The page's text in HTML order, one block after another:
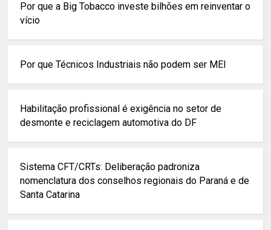
Por que a Big Tobacco investe bilhões em reinventar o
vício
Por que Técnicos Industriais não podem ser MEI
Habilitação profissional é exigência no setor de
desmonte e reciclagem automotiva do DF
Sistema CFT/CRTs: Deliberação padroniza
nomenclatura dos conselhos regionais do Paraná e de
Santa Catarina